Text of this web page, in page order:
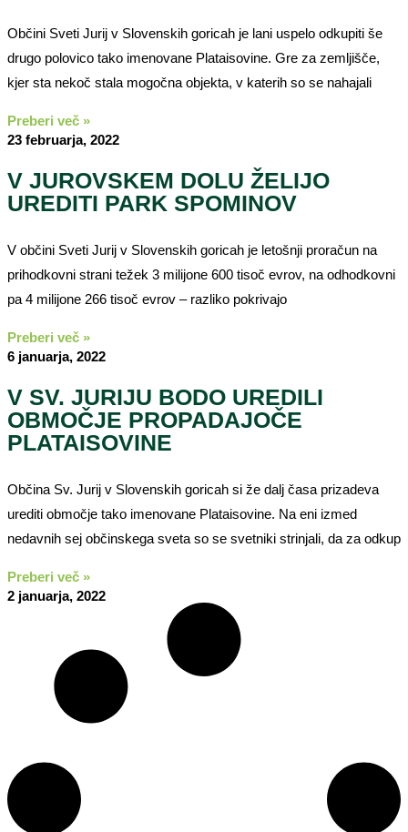
Občini Sveti Jurij v Slovenskih goricah je lani uspelo odkupiti še
drugo polovico tako imenovane Plataisovine. Gre za zemljišče,
kjer sta nekoč stala mogočna objekta, v katerih so se nahajali
Preberi več »
23 februarja, 2022
V JUROVSKEM DOLU ŽELIJO
UREDITI PARK SPOMINOV
V občini Sveti Jurij v Slovenskih goricah je letošnji proračun na
prihodkovni strani težek 3 milijone 600 tisoč evrov, na odhodkovni
pa 4 milijone 266 tisoč evrov – razliko pokrivajo
Preberi več »
6 januarja, 2022
V SV. JURIJU BODO UREDILI
OBMOČJE PROPADAJOČE
PLATAISOVINE
Občina Sv. Jurij v Slovenskih goricah si že dalj časa prizadeva
urediti območje tako imenovane Plataisovine. Na eni izmed
nedavnih sej občinskega sveta so se svetniki strinjali, da za odkup
Preberi več »
2 januarja, 2022